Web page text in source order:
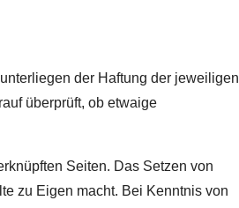
der Haftung der jeweiligen
überprüft, ob etwaige
Seiten. Das Setzen von
zu Eigen macht. Bei Kenntnis von